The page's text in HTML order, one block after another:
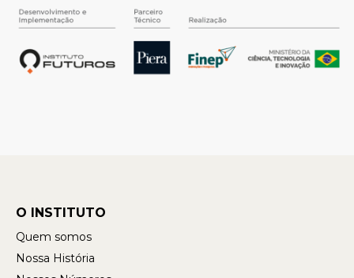
O INSTITUTO
Quem somos
Nossa História